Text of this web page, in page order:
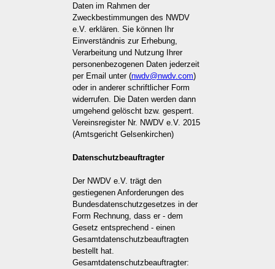
Daten im Rahmen der
Zweckbestimmungen des NWDV
e.V. erklären. Sie können Ihr
Einverständnis zur Erhebung,
Verarbeitung und Nutzung Ihrer
personenbezogenen Daten jederzeit
per Email unter (nwdv@nwdv.com)
oder in anderer schriftlicher Form
widerrufen. Die Daten werden dann
umgehend gelöscht bzw. gesperrt.
Vereinsregister Nr. NWDV e.V. 2015
(Amtsgericht Gelsenkirchen)
Datenschutzbeauftragter
Der NWDV e.V. trägt den
gestiegenen Anforderungen des
Bundesdatenschutzgesetzes in der
Form Rechnung, dass er - dem
Gesetz entsprechend - einen
Gesamtdatenschutzbeauftragten
bestellt hat.
Gesamtdatenschutzbeauftragter: